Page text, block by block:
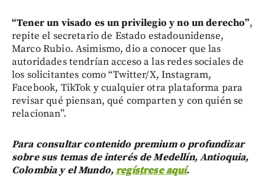
“Tener un visado es un privilegio y no un derecho”,
repite el secretario de Estado estadounidense,
Marco Rubio. Asimismo, dio a conocer que las
autoridades tendrían acceso a las redes sociales de
los solicitantes como “Twitter/X, Instagram,
Facebook, TikTok y cualquier otra plataforma para
revisar qué piensan, qué comparten y con quién se
relacionan”.
Para consultar contenido premium o profundizar
sobre sus temas de interés de Medellín, Antioquia,
Colombia y el Mundo,regístrese aquí.